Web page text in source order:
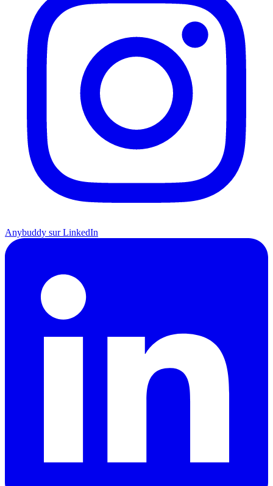
Anybuddy sur LinkedIn